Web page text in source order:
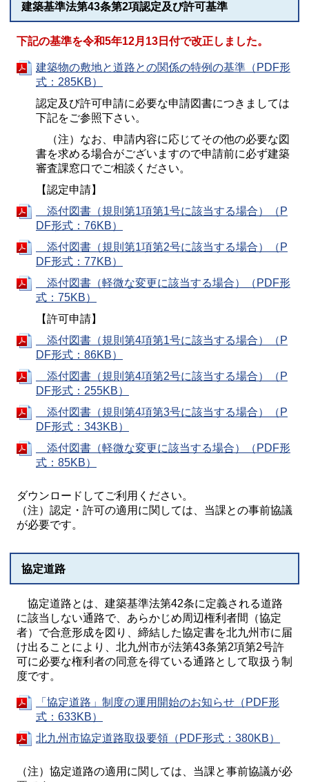
建築基準法第43条第2項認定及び許可基準
下記の基準を令和5年12月13日付で改正しました。
建築物の敷地と道路との関係の特例の基準（PDF形
式：285KB）
認定及び許可申請に必要な申請図書につきましては
下記をご参照下さい。
（注）なお、申請内容に応じてその他の必要な図
書を求める場合がございますので申請前に必ず建築
審査課窓口でご相談ください。
【認定申請】
添付図書（規則第1項第1号に該当する場合）（P
DF形式：76KB）
添付図書（規則第1項第2号に該当する場合）（P
DF形式：77KB）
添付図書（軽微な変更に該当する場合）（PDF形
式：75KB）
【許可申請】
添付図書（規則第4項第1号に該当する場合）（P
DF形式：86KB）
添付図書（規則第4項第2号に該当する場合）（P
DF形式：255KB）
添付図書（規則第4項第3号に該当する場合）（P
DF形式：343KB）
添付図書（軽微な変更に該当する場合）（PDF形
式：85KB）
ダウンロードしてご利用ください。
（注）認定・許可の適用に関しては、当課との事前協議
が必要です。
協定道路
協定道路とは、建築基準法第42条に定義される道路
に該当しない通路で、あらかじめ周辺権利者間（協定
者）で合意形成を図り、締結した協定書を北九州市に届
け出ることにより、北九州市が法第43条第2項第2号許
可に必要な権利者の同意を得ている通路として取扱う制
度です。
「協定道路」制度の運用開始のお知らせ（PDF形
式：633KB）
北九州市協定道路取扱要領（PDF形式：380KB）
（注）協定道路の適用に関しては、当課と事前協議が必